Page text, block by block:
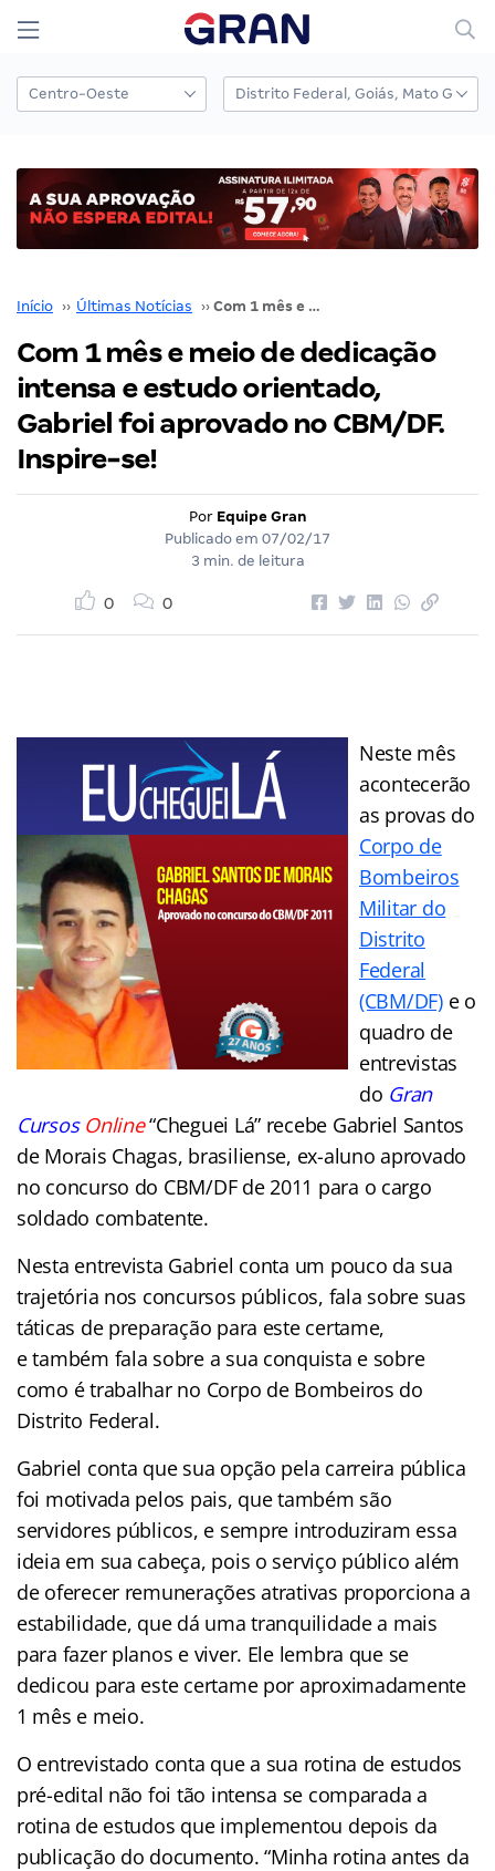
Início ›› Últimas Notícias ›› Com 1 mês e meio de dedicação intensa e estudo orientado, Gabriel foi aprovado no CBM/DF. Inspire-se!
Com 1 mês e meio de dedicação
intensa e estudo orientado,
Gabriel foi aprovado no CBM/DF.
Inspire-se!
Por Equipe Gran
Publicado em 07/02/17
3 min. de leitura
0 0
Neste mês
acontecerão
as provas do
Corpo de
Bombeiros
Militar do
Distrito
Federal
(CBM/DF)e o
quadro de
entrevistas
do Gran
Cursos Online“Cheguei Lá” recebe Gabriel Santos
de Morais Chagas, brasiliense, ex-aluno aprovado
no concurso do CBM/DF de 2011 para o cargo
soldado combatente.
Nesta entrevista Gabriel conta um pouco da sua
trajetória nos concursos públicos, fala sobre suas
táticas de preparação para este certame,
e também fala sobre a sua conquista e sobre
como é trabalhar no Corpo de Bombeiros do
Distrito Federal.
Gabriel conta que sua opção pela carreira pública
foi motivada pelos pais, que também são
servidores públicos, e sempre introduziram essa
ideia em sua cabeça, pois o serviço público além
de oferecer remunerações atrativas proporciona a
estabilidade, que dá uma tranquilidade a mais
para fazer planos e viver. Ele lembra que se
dedicou para este certame por aproximadamente
1 mês e meio.
O entrevistado conta que a sua rotina de estudos
pré-edital não foi tão intensa se comparada a
rotina de estudos que implementou depois da
publicação do documento. “Minha rotina antes da